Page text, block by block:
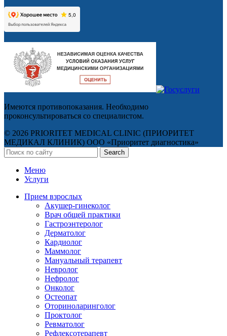
Имеются противопоказания. Необходимо
проконсультироваться со специалистом.
© 2026 PRIORITET MEDICAL CLINIC (ПРИОРИТЕТ
МЕДИКАЛ КЛИНИК) ООО «Приоритет диагностика»
Search
Меню
Услуги
Прием взрослых
Акушер-гинеколог
Врач общей практики
Гастроэнтеролог
Дерматолог
Кардиолог
Маммолог
Мануальный терапевт
Невролог
Нефролог
Онколог
Остеопат
Оториноларинголог
Проктолог
Ревматолог
Рефлексотерапевт